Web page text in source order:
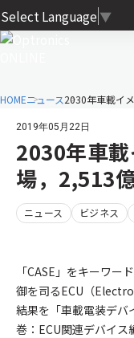
Select Language ▼
HOMEニュース2030年車載イ
2019年05月22日
2030年車
場，2,513
ニュース ビジネス
「CASE」をキーワー
御を司るECU（
結果を「車載電装デバ
巻：ECU関連デバイス